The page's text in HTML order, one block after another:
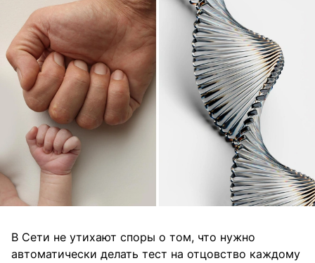
В Сети не утихают споры о том, что нужно
автоматически делать тест на отцовство каждому